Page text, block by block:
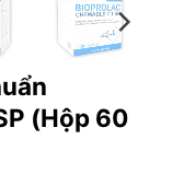
(Hộp 60